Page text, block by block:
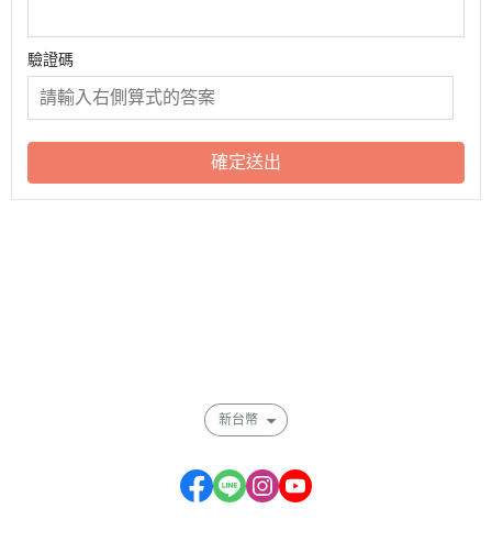
驗證碼
確定送出
新台幣